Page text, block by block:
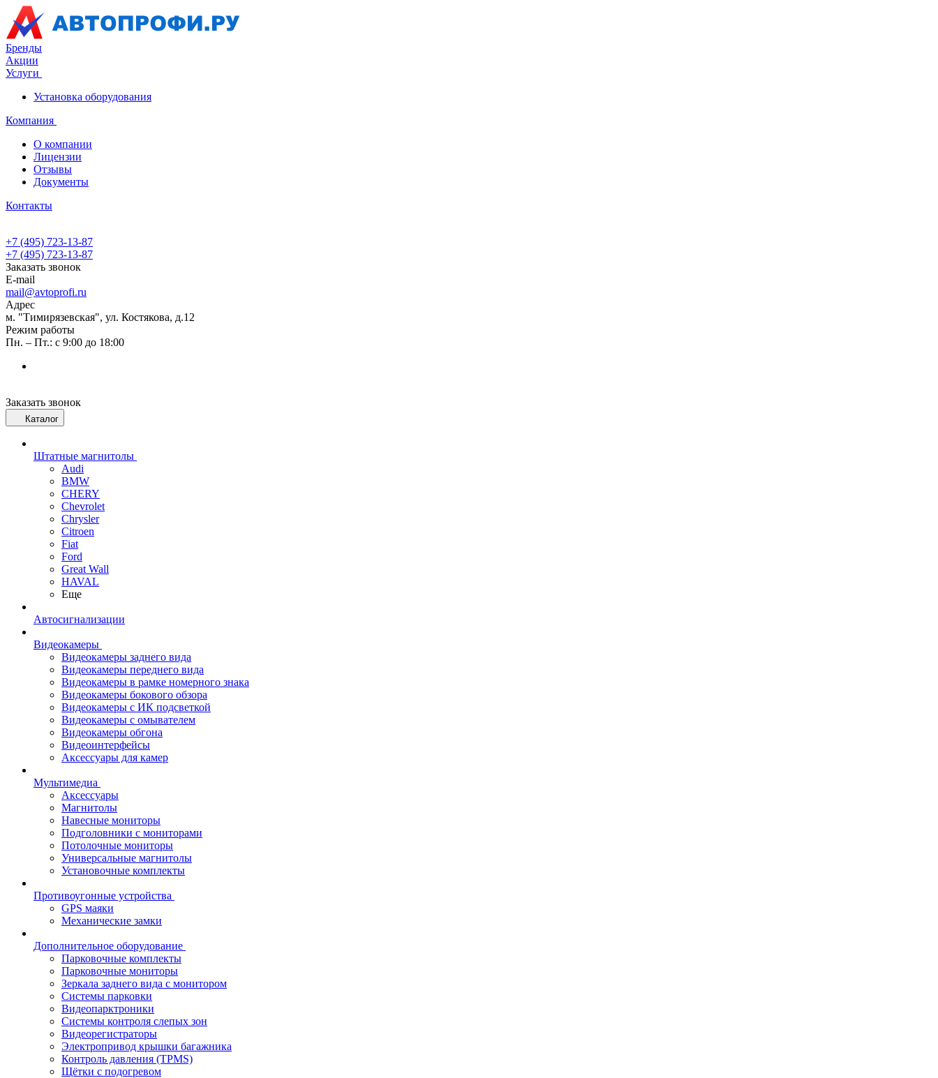
Бренды
Акции
Услуги
Установка оборудования
Компания
О компании
Лицензии
Отзывы
Документы
Контакты
+7 (495) 723-13-87
+7 (495) 723-13-87
Заказать звонок
E-mail
mail@avtoprofi.ru
Адрес
м. "Тимирязевская", ул. Костякова, д.12
Режим работы
Пн. – Пт.: с 9:00 до 18:00
Заказать звонок
Каталог
Штатные магнитолы
Audi
BMW
CHERY
Chevrolet
Chrysler
Citroen
Fiat
Ford
Great Wall
HAVAL
Еще
Автосигнализации
Видеокамеры
Видеокамеры заднего вида
Видеокамеры переднего вида
Видеокамеры в рамке номерного знака
Видеокамеры бокового обзора
Видеокамеры с ИК подсветкой
Видеокамеры с омывателем
Видеокамеры обгона
Видеоинтерфейсы
Аксессуары для камер
Мультимедиа
Аксессуары
Магнитолы
Навесные мониторы
Подголовники с мониторами
Потолочные мониторы
Универсальные магнитолы
Установочные комплекты
Противоугонные устройства
GPS маяки
Механические замки
Дополнительное оборудование
Парковочные комплекты
Парковочные мониторы
Зеркала заднего вида с монитором
Системы парковки
Видеопарктроники
Системы контроля слепых зон
Видеорегистраторы
Электропривод крышки багажника
Контроль давления (TPMS)
Щётки с подогревом